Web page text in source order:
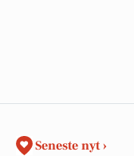
Seneste nyt ›